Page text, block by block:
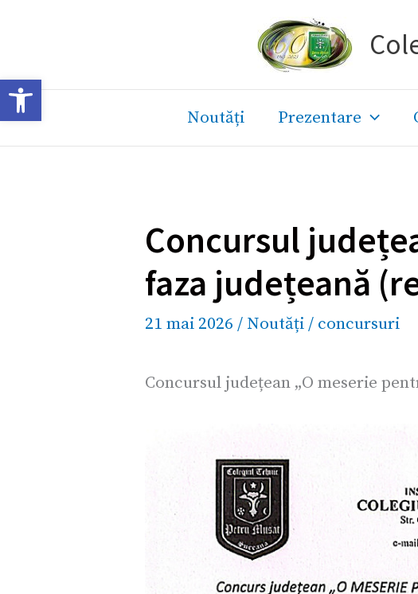
Deschide bara de unelte
Noutăți Prezentare
Concursul
faza județeană
21 mai 2026 / Noutăți/ concursuri
Concursul județean „O meserie